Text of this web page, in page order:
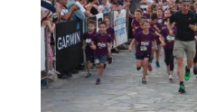
o
o
k
g
e
r